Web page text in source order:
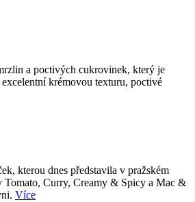
a poctivých cukrovinek, který je
krémovou texturu, poctivé
kterou dnes představila v pražském
Tomato, Curry, Creamy & Spicy a Mac &
Více